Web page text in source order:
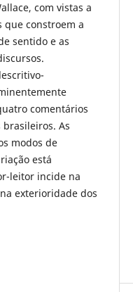
com vistas a
constroem a
sentido e as
comentários
brasileiros. As
modos de
está
leitor incide na
exterioridade dos